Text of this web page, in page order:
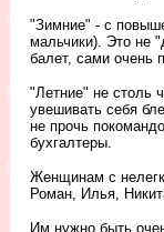
"Зимние" - с
мальчики). Это не
балет, сами очень
"Летние" не столь
увешивать себя
не прочь
бухгалтеры.
Женщинам с
Роман, Илья,
Им нужно быть